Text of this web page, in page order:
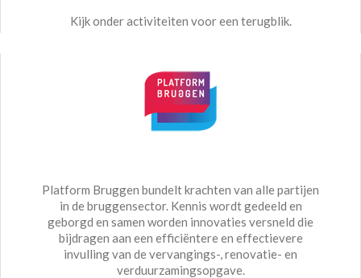
Kijk onder activiteiten voor een terugblik.
Platform Bruggen bundelt krachten van alle partijen
in de bruggensector. Kennis wordt gedeeld en
geborgd en samen worden innovaties versneld die
bijdragen aan een efficiëntere en effectievere
invulling van de vervangings-, renovatie- en
verduurzamingsopgave.